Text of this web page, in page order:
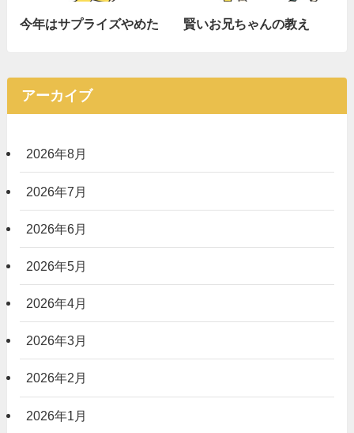
今年はサプライズやめた 賢いお兄ちゃんの教え
アーカイブ
2026年8月
2026年7月
2026年6月
2026年5月
2026年4月
2026年3月
2026年2月
2026年1月